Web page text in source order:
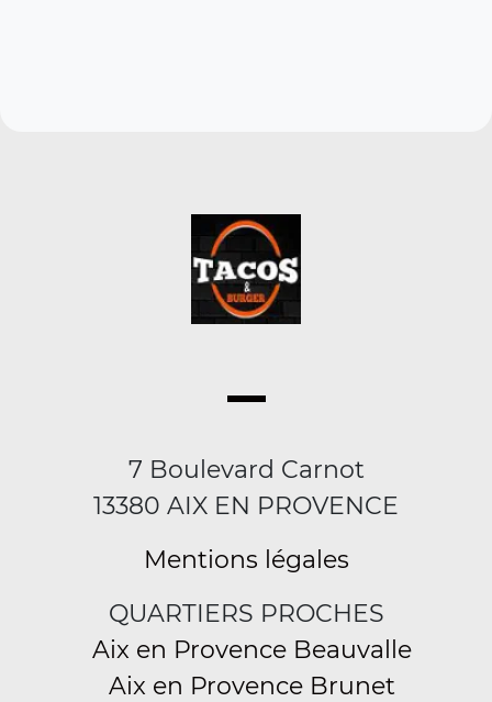
7 Boulevard Carnot
13380 AIX EN PROVENCE
Mentions légales
QUARTIERS PROCHES
Aix en Provence Beauvalle
Aix en Provence Brunet